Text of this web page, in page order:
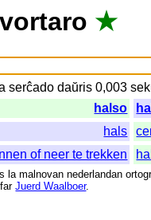
vortaro ★
serĉado daŭris 0,003
halso
hals
of neer te trekken
la malnovan nederlandan
far Juerd Waalboer.